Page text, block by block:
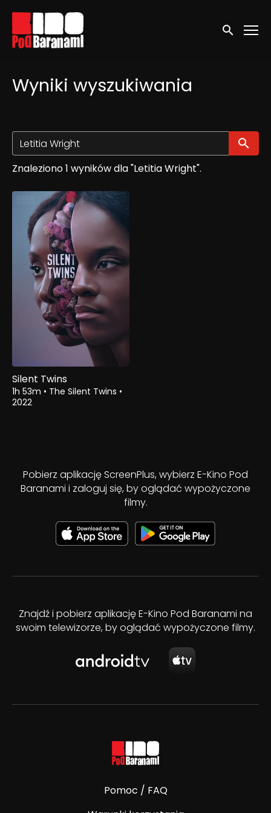
Linki ułatwień dostępu
Wyszukaj
Wyniki wyszukiwania
Znaleziono 1 wyników dla "Letitia Wright".
Silent Twins
1h 53m • The Silent Twins •
2022
Pobierz aplikację ScreenPlus, wybierz E-Kino Pod
Baranami i zaloguj się, by oglądać wypożyczone
filmy.
Znajdź i pobierz aplikację E-Kino Pod Baranami na
swoim telewizorze, by oglądać wypożyczone filmy.
Pomoc / FAQ